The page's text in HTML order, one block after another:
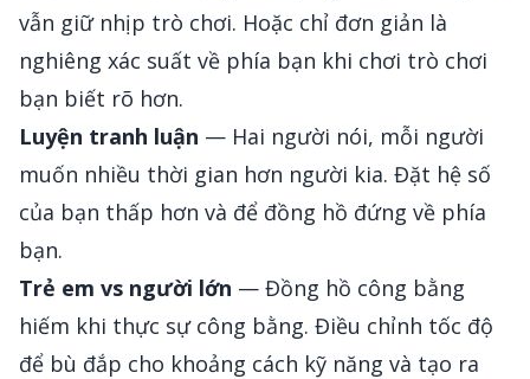
vẫn giữ nhịp trò chơi. Hoặc chỉ đơn giản là
nghiêng xác suất về phía bạn khi chơi trò chơi
bạn biết rõ hơn.
Luyện tranh luận — Hai người nói, mỗi người
muốn nhiều thời gian hơn người kia. Đặt hệ số
của bạn thấp hơn và để đồng hồ đứng về phía
bạn.
Trẻ em vs người lớn — Đồng hồ công bằng
hiếm khi thực sự công bằng. Điều chỉnh tốc độ
để bù đắp cho khoảng cách kỹ năng và tạo ra